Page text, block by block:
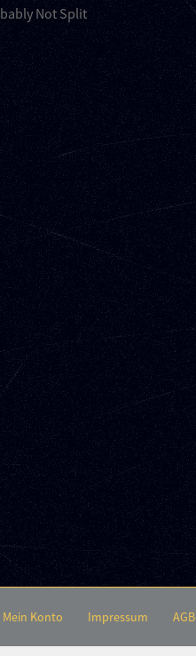
Not Split
Mein Konto Impressum AGB